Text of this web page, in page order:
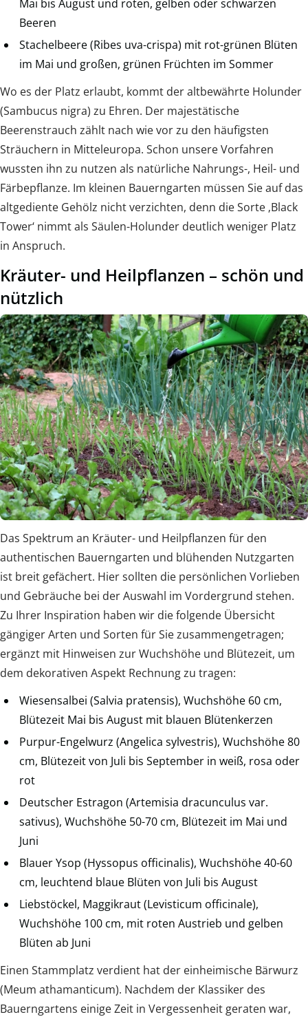
Mai bis August und roten, gelben oder schwarzen
Beeren
Stachelbeere (Ribes uva-crispa) mit rot-grünen Blüten
im Mai und großen, grünen Früchten im Sommer
Wo es der Platz erlaubt, kommt der altbewährte Holunder
(Sambucus nigra) zu Ehren. Der majestätische
Beerenstrauch zählt nach wie vor zu den häufigsten
Sträuchern in Mitteleuropa. Schon unsere Vorfahren
wussten ihn zu nutzen als natürliche Nahrungs-, Heil- und
Färbepflanze. Im kleinen Bauerngarten müssen Sie auf das
altgediente Gehölz nicht verzichten, denn die Sorte ‚Black
Tower‘ nimmt als Säulen-Holunder deutlich weniger Platz
in Anspruch.
Kräuter- und Heilpflanzen – schön und
nützlich
Das Spektrum an Kräuter- und Heilpflanzen für den
authentischen Bauerngarten und blühenden Nutzgarten
ist breit gefächert. Hier sollten die persönlichen Vorlieben
und Gebräuche bei der Auswahl im Vordergrund stehen.
Zu Ihrer Inspiration haben wir die folgende Übersicht
gängiger Arten und Sorten für Sie zusammengetragen;
ergänzt mit Hinweisen zur Wuchshöhe und Blütezeit, um
dem dekorativen Aspekt Rechnung zu tragen:
Wiesensalbei (Salvia pratensis), Wuchshöhe 60 cm,
Blütezeit Mai bis August mit blauen Blütenkerzen
Purpur-Engelwurz (Angelica sylvestris), Wuchshöhe 80
cm, Blütezeit von Juli bis September in weiß, rosa oder
rot
Deutscher Estragon (Artemisia dracunculus var.
sativus), Wuchshöhe 50-70 cm, Blütezeit im Mai und
Juni
Blauer Ysop (Hyssopus officinalis), Wuchshöhe 40-60
cm, leuchtend blaue Blüten von Juli bis August
Liebstöckel, Maggikraut (Levisticum officinale),
Wuchshöhe 100 cm, mit roten Austrieb und gelben
Blüten ab Juni
Einen Stammplatz verdient hat der einheimische Bärwurz
(Meum athamanticum). Nachdem der Klassiker des
Bauerngartens einige Zeit in Vergessenheit geraten war,